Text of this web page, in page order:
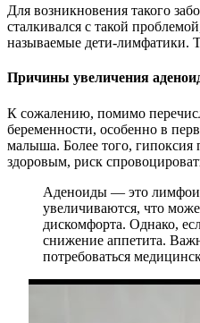
Для возникновения такого
сталкивался с такой
называемые дети-лимфатики.
Причины увеличения
К сожалению, помимо
беременности, особенно в
малыша. Более того, гипоксия
здоровым, риск
Аденоиды — это
увеличиваются, что
дискомфорта. Однако,
снижение аппетита.
потребоваться